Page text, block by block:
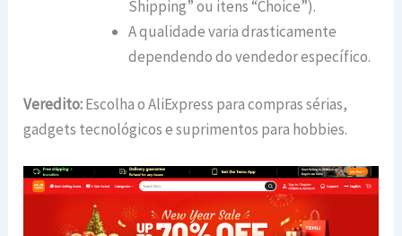
Shipping” ou itens “Choice”).
A qualidade varia drasticamente
dependendo do vendedor específico.
Veredito:Escolha o AliExpress para compras sérias,
gadgets tecnológicos e suprimentos para hobbies.